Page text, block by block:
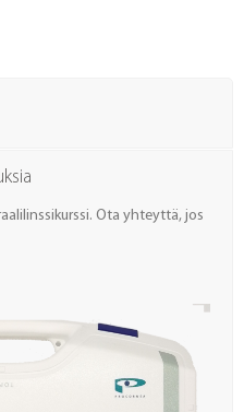
Ota yhteyttä, jos